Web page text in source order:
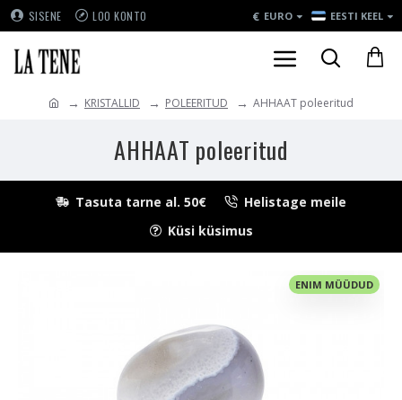
SISENE LOO KONTO € EURO EESTI KEEL
KRISTALLID POLEERITUD AHHAAT poleeritud
AHHAAT poleeritud
Tasuta tarne al. 50€
Helistage meile
Küsi küsimus
ENIM MÜÜDUD